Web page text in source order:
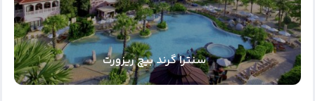
سنترا گرند بیچ ریزورت